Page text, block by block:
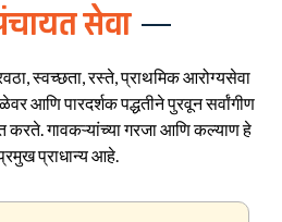
सेवा
स्वच्छता, रस्ते, प्राथमिक आरोग्यसेवा
आणि पारदर्शक पद्धतीने पुरवून सर्वांगीण
करते. गावकऱ्यांच्या गरजा आणि कल्याण हे
प्राधान्य आहे.